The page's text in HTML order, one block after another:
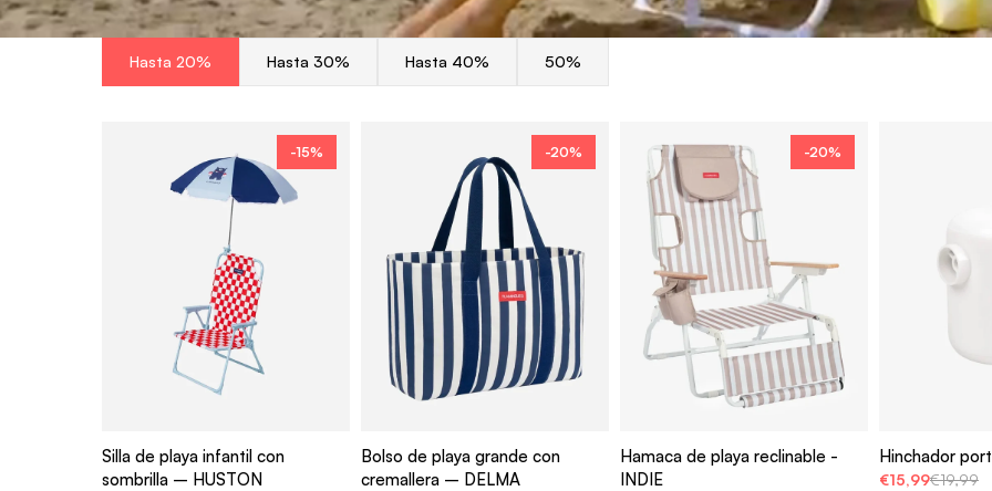
Hasta 20% Hasta 30% Hasta 40% 50%
-15%
Silla de playa infantil con
sombrilla – HUSTON
-20%
Bolso de playa grande con
cremallera – DELMA
-20%
Hamaca de playa reclinable -
INDIE
Hinchador
€15,99€19,99